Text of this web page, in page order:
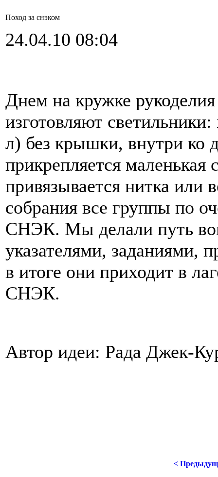
Поход за снэком
24.04.10 08:04
Днем на кружке
изготовляют
л) без крышки, внутри ко
прикрепляется
привязывается нитка или
собрания все группы по
СНЭК. Мы делали путь
указателями, заданиями,
в итоге они приходит в
СНЭК.
Автор идеи: Рада Джек-
<